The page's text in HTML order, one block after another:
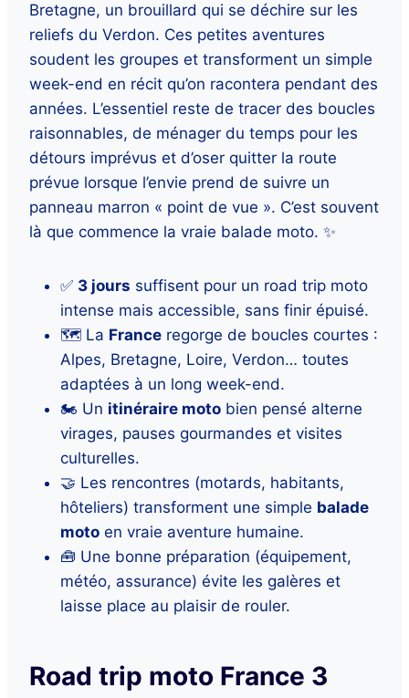
Bretagne, un brouillard qui se déchire sur les
reliefs du Verdon. Ces petites aventures
soudent les groupes et transforment un simple
week-end en récit qu’on racontera pendant des
années. L’essentiel reste de tracer des boucles
raisonnables, de ménager du temps pour les
détours imprévus et d’oser quitter la route
prévue lorsque l’envie prend de suivre un
panneau marron « point de vue ». C’est souvent
là que commence la vraie balade moto. ✨
✅ 3 jours suffisent pour un road trip moto
intense mais accessible, sans finir épuisé.
🗺️ La France regorge de boucles courtes :
Alpes, Bretagne, Loire, Verdon… toutes
adaptées à un long week-end.
🏍️ Un itinéraire moto bien pensé alterne
virages, pauses gourmandes et visites
culturelles.
🤝 Les rencontres (motards, habitants,
hôteliers) transforment une simple balade
moto en vraie aventure humaine.
🧰 Une bonne préparation (équipement,
météo, assurance) évite les galères et
laisse place au plaisir de rouler.
Road trip moto France 3